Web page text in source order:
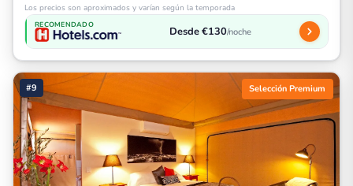
Los precios son aproximados y varían según la temporada
RECOMENDADO Desde €130/noche
#9 Selección Premium